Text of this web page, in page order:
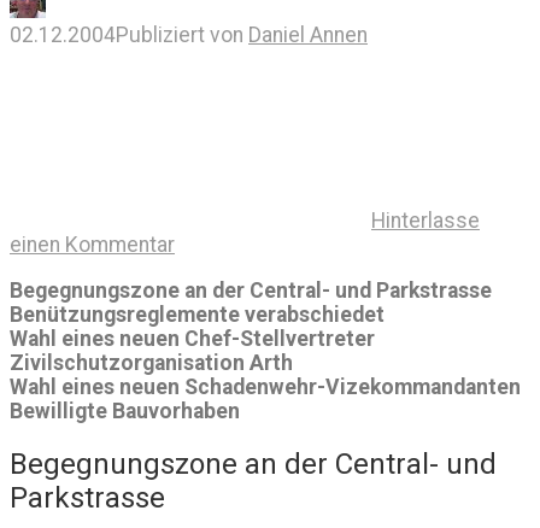
02.12.2004Publiziert von Daniel Annen
Hinterlasse
einen Kommentar
Begegnungszone an der Central- und Parkstrasse
Benützungsreglemente verabschiedet
Wahl eines neuen Chef-Stellvertreter
Zivilschutzorganisation Arth
Wahl eines neuen Schadenwehr-Vizekommandanten
Bewilligte Bauvorhaben
Begegnungszone an der Central- und
Parkstrasse